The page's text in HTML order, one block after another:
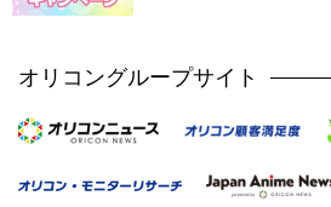
オリコングループサイト